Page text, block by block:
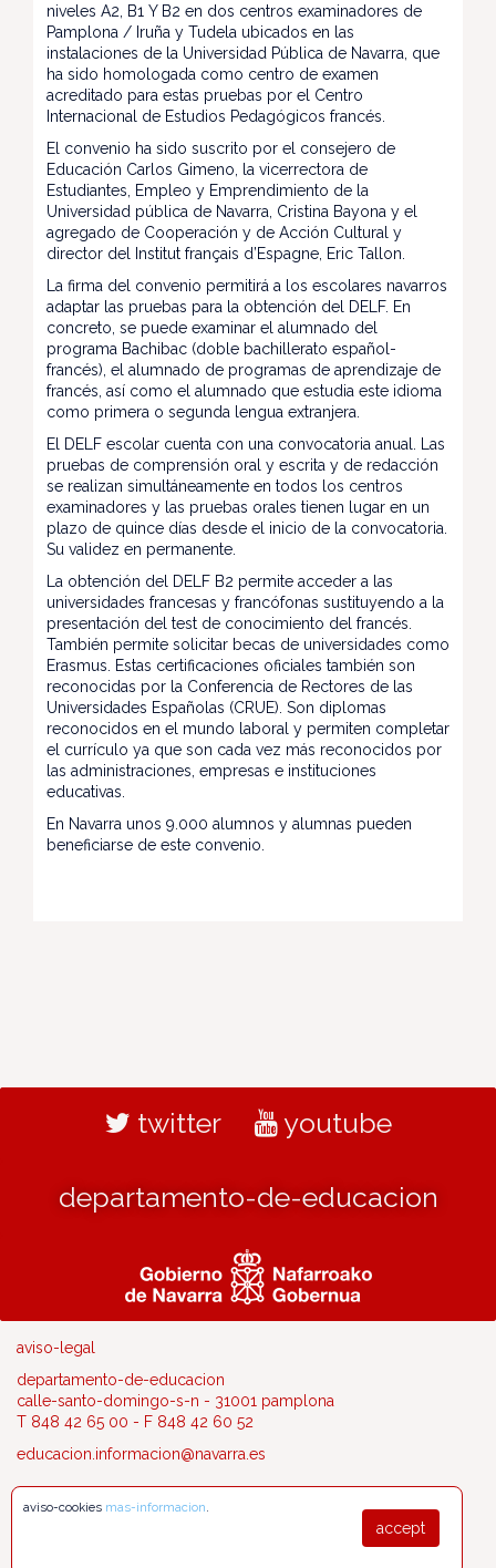
niveles A2, B1 Y B2 en dos centros examinadores de
Pamplona / Iruña y Tudela ubicados en las
instalaciones de la Universidad Pública de Navarra, que
ha sido homologada como centro de examen
acreditado para estas pruebas por el Centro
Internacional de Estudios Pedagógicos francés.
El convenio ha sido suscrito por el consejero de
Educación Carlos Gimeno, la vicerrectora de
Estudiantes, Empleo y Emprendimiento de la
Universidad pública de Navarra, Cristina Bayona y el
agregado de Cooperación y de Acción Cultural y
director del Institut français d’Espagne, Eric Tallon.
La firma del convenio permitirá a los escolares navarros
adaptar las pruebas para la obtención del DELF. En
concreto, se puede examinar el alumnado del
programa Bachibac (doble bachillerato español-
francés), el alumnado de programas de aprendizaje de
francés, así como el alumnado que estudia este idioma
como primera o segunda lengua extranjera.
El DELF escolar cuenta con una convocatoria anual. Las
pruebas de comprensión oral y escrita y de redacción
se realizan simultáneamente en todos los centros
examinadores y las pruebas orales tienen lugar en un
plazo de quince días desde el inicio de la convocatoria.
Su validez en permanente.
La obtención del DELF B2 permite acceder a las
universidades francesas y francófonas sustituyendo a la
presentación del test de conocimiento del francés.
También permite solicitar becas de universidades como
Erasmus. Estas certificaciones oficiales también son
reconocidas por la Conferencia de Rectores de las
Universidades Españolas (CRUE). Son diplomas
reconocidos en el mundo laboral y permiten completar
el currículo ya que son cada vez más reconocidos por
las administraciones, empresas e instituciones
educativas.
En Navarra unos 9.000 alumnos y alumnas pueden
beneficiarse de este convenio.
twitter youtube
departamento-de-educacion
aviso-legal
departamento-de-educacion
calle-santo-domingo-s-n - 31001 pamplona
T 848 42 65 00 - F 848 42 60 52
educacion.informacion@navarra.es
accept
aviso-cookies mas-informacion.